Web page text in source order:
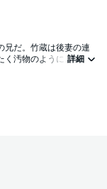
兄だ。竹蔵は後妻の連
く汚物のように、竹蔵
詳細